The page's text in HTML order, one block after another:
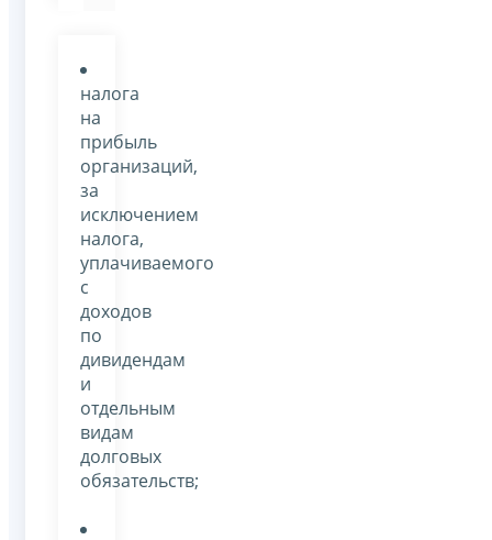
налога
на
прибыль
организаций,
за
исключением
налога,
уплачиваемого
с
доходов
по
дивидендам
и
отдельным
видам
долговых
обязательств;